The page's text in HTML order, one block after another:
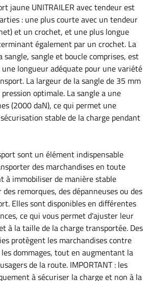
jaune UNITRAILER avec tendeur est
: une plus courte avec un tendeur
et un crochet, et une plus longue
également par un crochet. La
sangle et boucle comprises, est
longueur adéquate pour une variété
La largeur de la sangle de 35 mm
optimale. La sangle a une
(2000 daN), ce qui permet une
stable de la charge pendant
sont un élément indispensable
des marchandises en toute
à immobiliser de manière stable
remorques, des dépanneuses ou des
Elles sont disponibles en différentes
ce qui vous permet d'ajuster leur
à la taille de la charge transportée. Des
protègent les marchandises contre
dommages, tout en augmentant la
de la route. IMPORTANT : les
à sécuriser la charge et non à la